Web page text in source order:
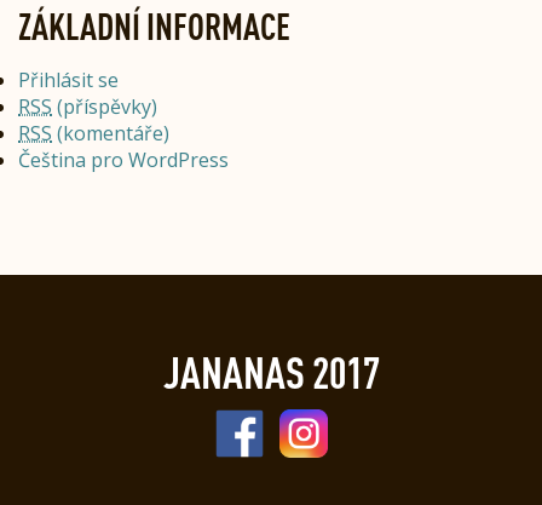
ZÁKLADNÍ INFORMACE
Přihlásit se
RSS (příspěvky)
RSS (komentáře)
Čeština pro WordPress
JANANAS 2017